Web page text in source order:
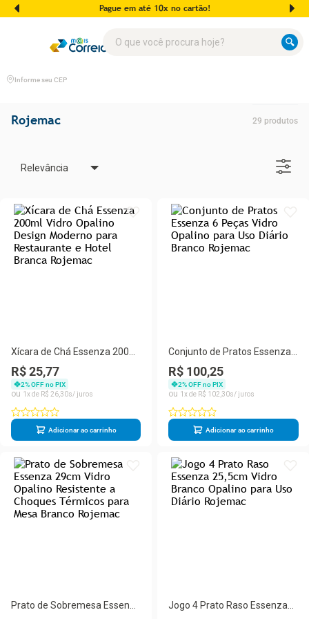
Pague em até 10x no cartão!
Informe seu CEP
Rojemac 29 produtos
Relevância
Xícara de Chá Essenza 200ml
Vidro Opalino Design
Moderno para Restaurante e
Hotel Branca Rojemac
R$ 25,77
2% OFF no PIX
1
R$ 26,30
Adicionar ao carrinho
Conjunto de Pratos Essenza
6 Peças Vidro Opalino para
Uso Diário Branco Rojemac
R$ 100,25
2% OFF no PIX
1
R$ 102 30
Adicionar ao carrinho
Prato de Sobremesa Essenza
Jogo 4 Prato Raso Essenza